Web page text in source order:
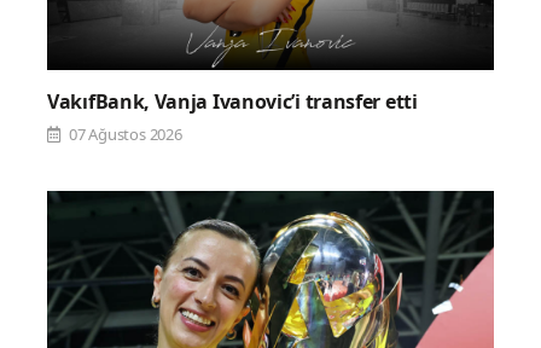
VakıfBank, Vanja Ivanovic’i transfer etti
07 Ağustos 2026